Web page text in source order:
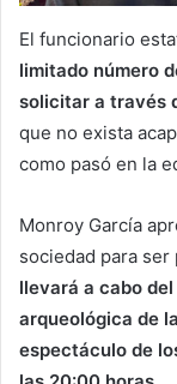
El funcionario
limitado número
solicitar a través
que no exista
como pasó en la
Monroy García
sociedad para
llevará a cabo del
arqueológica de
espectáculo de